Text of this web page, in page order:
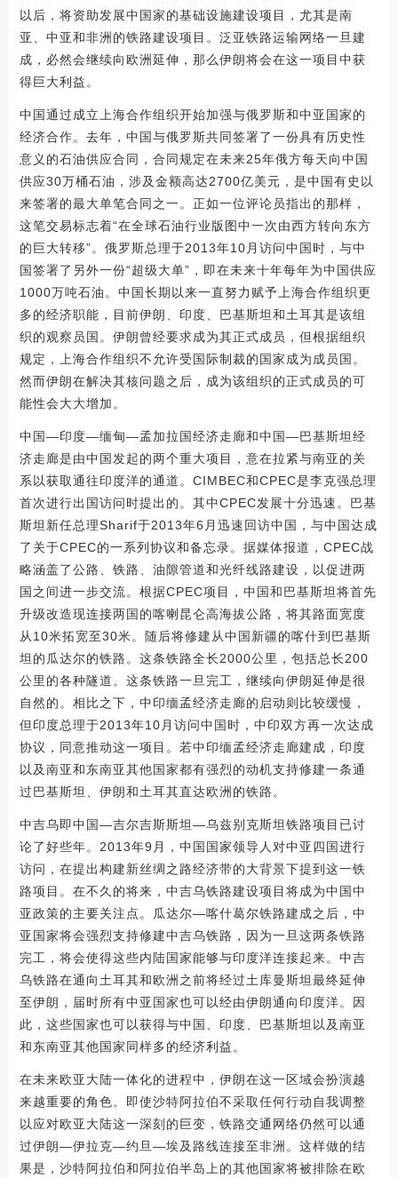
以后，将资助发展中国家的基础设施建设项目，尤其是南
亚、中亚和非洲的铁路建设项目。泛亚铁路运输网络一旦建
成，必然会继续向欧洲延伸，那么伊朗将会在这一项目中获
得巨大利益。
中国通过成立上海合作组织开始加强与俄罗斯和中亚国家的
经济合作。去年，中国与俄罗斯共同签署了一份具有历史性
意义的石油供应合同，合同规定在未来25年俄方每天向中国
供应30万桶石油，涉及金额高达2700亿美元，是中国有史以
来签署的最大单笔合同之一。正如一位评论员指出的那样，
这笔交易标志着“在全球石油行业版图中一次由西方转向东方
的巨大转移”。俄罗斯总理于2013年10月访问中国时，与中
国签署了另外一份“超级大单”，即在未来十年每年为中国供应
1000万吨石油。中国长期以来一直努力赋予上海合作组织更
多的经济职能，目前伊朗、印度、巴基斯坦和土耳其是该组
织的观察员国。伊朗曾经要求成为其正式成员，但根据组织
规定，上海合作组织不允许受国际制裁的国家成为成员国。
然而伊朗在解决其核问题之后，成为该组织的正式成员的可
能性会大大增加。
中国—印度—缅甸—孟加拉国经济走廊和中国—巴基斯坦经
济走廊是由中国发起的两个重大项目，意在拉紧与南亚的关
系以获取通往印度洋的通道。CIMBEC和CPEC是李克强总理
首次进行出国访问时提出的。其中CPEC发展十分迅速。巴基
斯坦新任总理Sharif于2013年6月迅速回访中国，与中国达成
了关于CPEC的一系列协议和备忘录。据媒体报道，CPEC战
略涵盖了公路、铁路、油隙管道和光纤线路建设，以促进两
国之间进一步交流。根据CPEC项目，中国和巴基斯坦将首先
升级改造现连接两国的喀喇昆仑高海拔公路，将其路面宽度
从10米拓宽至30米。随后将修建从中国新疆的喀什到巴基斯
坦的瓜达尔的铁路。这条铁路全长2000公里，包括总长200
公里的各种隧道。这条铁路一旦完工，继续向伊朗延伸是很
自然的。相比之下，中印缅孟经济走廊的启动则比较缓慢，
但印度总理于2013年10月访问中国时，中印双方再一次达成
协议，同意推动这一项目。若中印缅孟经济走廊建成，印度
以及南亚和东南亚其他国家都有强烈的动机支持修建一条通
过巴基斯坦、伊朗和土耳其直达欧洲的铁路。
中吉乌即中国—吉尔吉斯斯坦—乌兹别克斯坦铁路项目已讨
论了好些年。2013年9月，中国国家领导人对中亚四国进行
访问，在提出构建新丝绸之路经济带的大背景下提到这一铁
路项目。在不久的将来，中吉乌铁路建设项目将成为中国中
亚政策的主要关注点。瓜达尔—喀什葛尔铁路建成之后，中
亚国家将会强烈支持修建中吉乌铁路，因为一旦这两条铁路
完工，将会使得这些内陆国家能够与印度洋连接起来。中吉
乌铁路在通向土耳其和欧洲之前将经过土库曼斯坦最终延伸
至伊朗，届时所有中亚国家也可以经由伊朗通向印度洋。因
此，这些国家也可以获得与中国、印度、巴基斯坦以及南亚
和东南亚其他国家同样多的经济利益。
在未来欧亚大陆一体化的进程中，伊朗在这一区域会扮演越
来越重要的角色。即使沙特阿拉伯不采取任何行动自我调整
以应对欧亚大陆这一深刻的巨变，铁路交通网络仍然可以通
过伊朗—伊拉克—约旦—埃及路线连接至非洲。这样做的结
果是，沙特阿拉伯和阿拉伯半岛上的其他国家将被排除在欧